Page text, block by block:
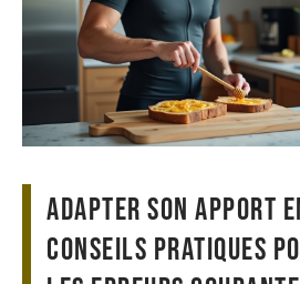
Adapter son apport
conseils pratiques